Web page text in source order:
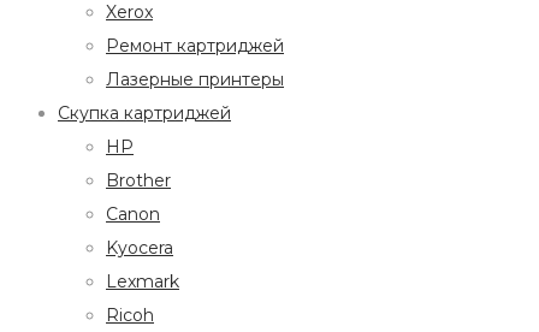
Xerox
Ремонт картриджей
Лазерные принтеры
Скупка картриджей
HP
Brother
Canon
Kyocera
Lexmark
Ricoh